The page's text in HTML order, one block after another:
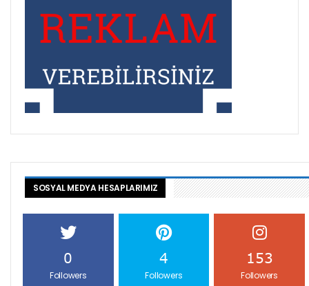
SOSYAL MEDYA HESAPLARIMIZ
0
Followers
4
Followers
153
Followers